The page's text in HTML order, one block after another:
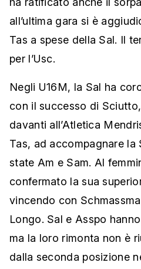
all’ultima gara si è
Tas a spese della Sal. Il
per l’Usc.
Negli U16M, la Sal ha
con il successo di
davanti all’Atletica
Tas, ad accompagnare la
state Am e Sam. Al
confermato la sua
vincendo con
Longo. Sal e Asspo
ma la loro rimonta non è
dalla seconda posizione